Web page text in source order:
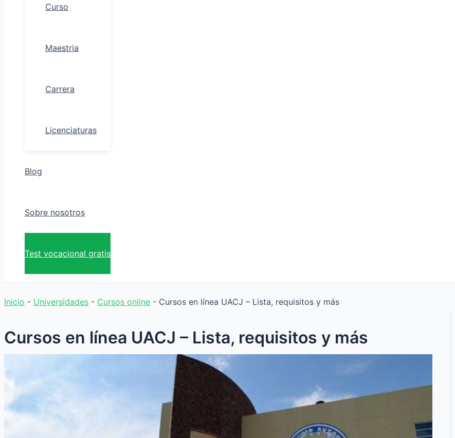
Curso
Maestria
Carrera
Licenciaturas
Blog
Sobre nosotros
Test vocacional gratis
Inicio - Universidades - Cursos online - Cursos en línea UACJ – Lista, requisitos y más
Cursos en línea UACJ – Lista, requisitos y más